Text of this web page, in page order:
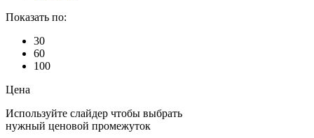
Показать по:
30
60
100
Цена
Используйте слайдер чтобы выбрать
нужный ценовой промежуток